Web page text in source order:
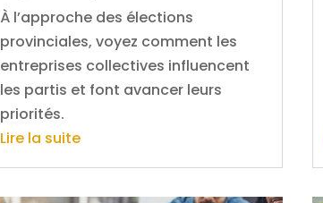
À l’approche des élections
provinciales, voyez comment les
entreprises collectives influencent
les partis et font avancer leurs
priorités.
Lire la suite